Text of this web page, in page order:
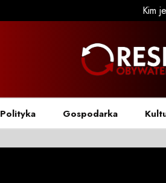
Kim
Polityka Gospodarka